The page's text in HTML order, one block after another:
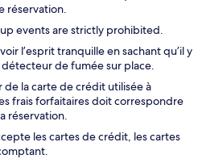
réservation.
events are strictly prohibited.
l’esprit tranquille en sachant qu’il y
de fumée sur place.
la carte de crédit utilisée à
frais forfaitaires doit correspondre
réservation.
les cartes de crédit, les cartes